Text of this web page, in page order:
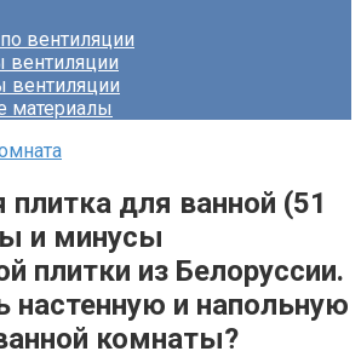
вентиляции
вентиляции
вентиляции
материалы
плитка для ванной (51
и минусы
плитки из Белоруссии.
настенную и напольную
комнаты?